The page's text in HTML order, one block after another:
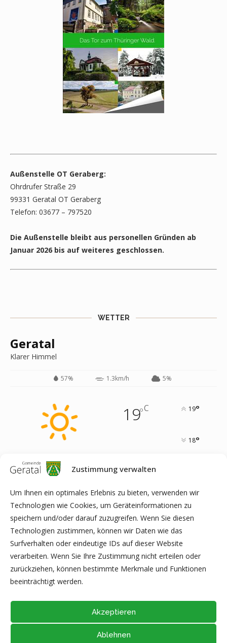
Zustimmung verwalten
Um Ihnen ein optimales Erlebnis zu bieten, verwenden wir
Technologien wie Cookies, um Geräteinformationen zu
speichern und/oder darauf zuzugreifen. Wenn Sie diesen
Technologien zustimmen, können wir Daten wie das
Surfverhalten oder eindeutige IDs auf dieser Website
verarbeiten. Wenn Sie Ihre Zustimmung nicht erteilen oder
zurückziehen, können bestimmte Merkmale und Funktionen
beeinträchtigt werden.
Akzeptieren
Ablehnen
Außenstelle OT Geraberg:
Ohrdrufer Straße 29
99331 Geratal OT Geraberg
Telefon: 03677 – 797520
Die Außenstelle bleibt aus personellen Gründen ab
Januar 2026 bis auf weiteres geschlossen.
WETTER
Geratal
Klarer Himmel
57% 1.3km/h 5%
19°C 19°
18°
18° 11° 16° 20°
MON
16°
ARCHIV